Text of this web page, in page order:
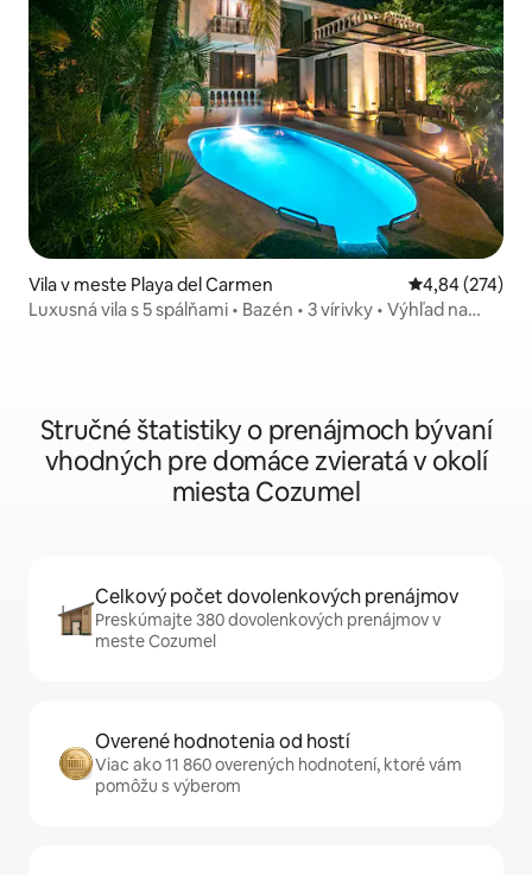
Vila v meste Playa del Carmen Priemerné
4,84 (274)
Luxusná vila s 5 spálňami • Bazén • 3 vírivky • Výhľad na
Stručné štatistiky o prenájmoch bývaní
vhodných pre domáce zvieratá v okolí
miesta Cozumel
Celkový počet dovolenkových prenájmov
Preskúmajte 380 dovolenkových prenájmov v
meste Cozumel
Overené hodnotenia od hostí
Viac ako 11 860 overených hodnotení, ktoré vám
pomôžu s výberom